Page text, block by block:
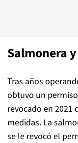
Salmonera
Tras años
obtuvo un
revocado en
medidas. La
se le revocó el